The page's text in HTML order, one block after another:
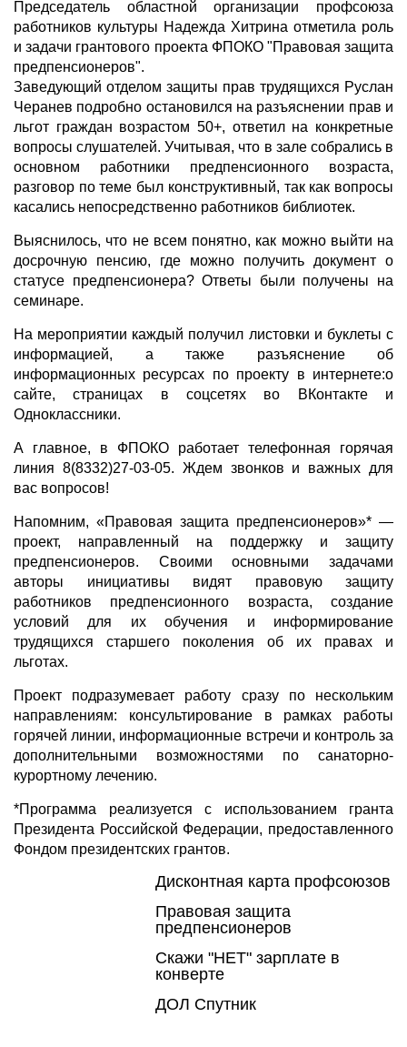
Председатель областной организации профсоюза
работников культуры Надежда Хитрина отметила роль
и задачи грантового проекта ФПОКО "Правовая защита
предпенсионеров".
Заведующий отделом защиты прав трудящихся Руслан
Черанев подробно остановился на разъяснении прав и
льгот граждан возрастом 50+, ответил на конкретные
вопросы слушателей. Учитывая, что в зале собрались в
основном работники предпенсионного возраста,
разговор по теме был конструктивный, так как вопросы
касались непосредственно работников библиотек.
Выяснилось, что не всем понятно, как можно выйти на
досрочную пенсию, где можно получить документ о
статусе предпенсионера? Ответы были получены на
семинаре.
На мероприятии каждый получил листовки и буклеты с
информацией, а также разъяснение об
информационных ресурсах по проекту в интернете:о
сайте, страницах в соцсетях во ВКонтакте и
Одноклассники.
А главное, в ФПОКО работает телефонная горячая
линия 8(8332)27-03-05. Ждем звонков и важных для
вас вопросов!
Напомним, «Правовая защита предпенсионеров»* —
проект, направленный на поддержку и защиту
предпенсионеров. Своими основными задачами
авторы инициативы видят правовую защиту
работников предпенсионного возраста, создание
условий для их обучения и информирование
трудящихся старшего поколения об их правах и
льготах.
Проект подразумевает работу сразу по нескольким
направлениям: консультирование в рамках работы
горячей линии, информационные встречи и контроль за
дополнительными возможностями по санаторно-
курортному лечению.
*Программа реализуется с использованием гранта
Президента Российской Федерации, предоставленного
Фондом президентских грантов.
Дисконтная карта профсоюзов
Правовая защита
предпенсионеров
Скажи "НЕТ" зарплате в
конверте
ДОЛ Спутник